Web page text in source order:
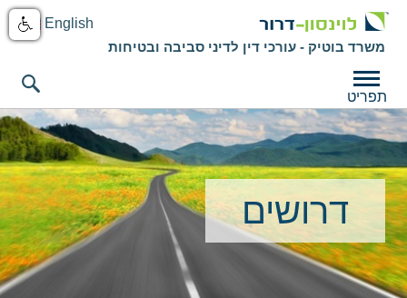
English
משרד בוטיק - עורכי דין לדיני סביבה ובטיחות
תפריט
דרושים